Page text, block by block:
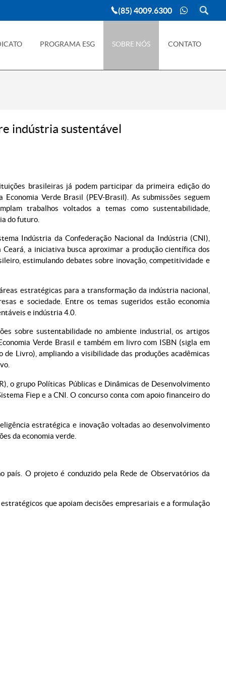
(85) 4009.6300
PROGRAMA ESG SOBRE NÓS CONTATO
indústria sustentável
brasileiras já podem participar da primeira edição do
Verde Brasil (PEV-Brasil). As submissões seguem
trabalhos voltados a temas como sustentabilidade,
do futuro.
Indústria da Confederação Nacional da Indústria (CNI),
a iniciativa busca aproximar a produção científica dos
estimulando debates sobre inovação, competitividade e
estratégicas para a transformação da indústria nacional,
e sociedade. Entre os temas sugeridos estão economia
e indústria 4.0.
sobre sustentabilidade no ambiente industrial, os artigos
Verde Brasil e também em livro com ISBN (sigla em
Livro), ampliando a visibilidade das produções acadêmicas
o grupo Políticas Públicas e Dinâmicas de Desenvolvimento
Fiep e a CNI. O concurso conta com apoio financeiro do
estratégica e inovação voltadas ao desenvolvimento
da economia verde.
país. O projeto é conduzido pela Rede de Observatórios da
que apoiam decisões empresariais e a formulação